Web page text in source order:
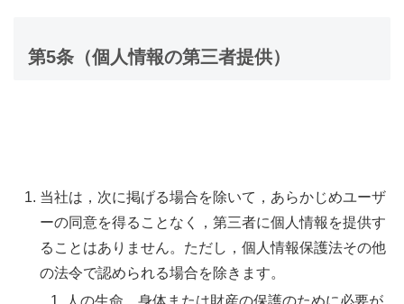
第5条（個人情報の第三者提供）
当社は，次に掲げる場合を除いて，あらかじめユーザ
ーの同意を得ることなく，第三者に個人情報を提供す
ることはありません。ただし，個人情報保護法その他
の法令で認められる場合を除きます。